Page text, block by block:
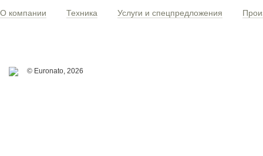
О компании Техника Услуги и спецпредложения
© Euronato, 2026